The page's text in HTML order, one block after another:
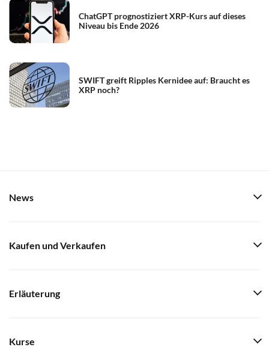
ChatGPT prognostiziert XRP-Kurs auf dieses
Niveau bis Ende 2026
SWIFT greift Ripples Kernidee auf: Braucht es
XRP noch?
News
Kaufen und Verkaufen
Erläuterung
Kurse